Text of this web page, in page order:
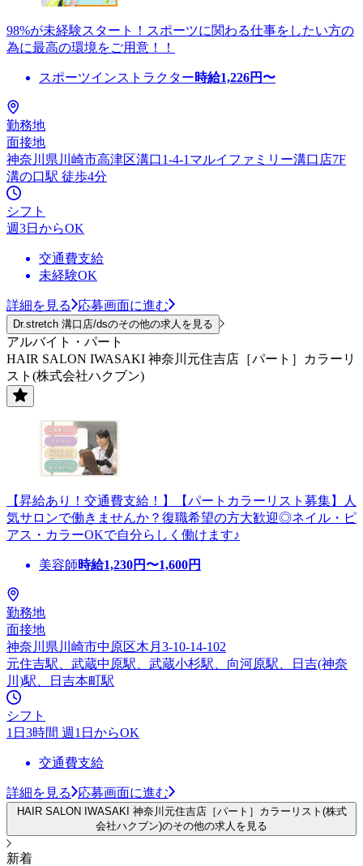
98%が未経験スタート！スポーツに関わる仕事をしたい方の
為に最高の環境をご用意！！
スポーツインストラクター時給1,226円〜
勤務地
面接地
神奈川県川崎市高津区溝口1-4-1マルイファミリー溝口店7F
溝の口駅 徒歩4分
シフト
週3日からOK
交通費支給
未経験OK
詳細を見る 応募画面に進む
Dr.stretch 溝口店/dsのその他の求人を見る
アルバイト・パート
HAIR SALON IWASAKI 神奈川元住吉店［パート］カラーリ
スト(株式会社ハクブン)
【昇給あり！交通費支給！】【パートカラーリスト募集】人
気サロンで働きませんか？復職希望の方大歓迎◎ネイル・ピ
アス・カラーOKで自分らしく働けます♪
美容師時給1,230円〜1,600円
勤務地
面接地
神奈川県川崎市中原区木月3-10-14-102
元住吉駅、武蔵中原駅、武蔵小杉駅、向河原駅、日吉(神奈
川)駅、日吉本町駅
シフト
1日3時間 週1日からOK
交通費支給
詳細を見る 応募画面に進む
HAIR SALON IWASAKI 神奈川元住吉店［パート］カラーリスト(株式
会社ハクブン)のその他の求人を見る
新着